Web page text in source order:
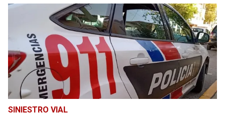
SINIESTRO VIAL